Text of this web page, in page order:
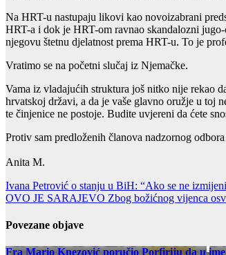
Na HRT-u nastupaju likovi kao novoizabrani
HRT-a i dok je HRT-om ravnao skandalozni
njegovu štetnu djelatnost prema HRT-u. To je
Vratimo se na početni slučaj iz Njemačke.
Vama iz vladajućih struktura još nitko nije rekao
hrvatskoj državi, a da je vaše glavno oružje u toj
te činjenice ne postoje. Budite uvjereni da ćete
Protiv sam predloženih članova nadzornog
Anita M.
Post
navigation
Ivana Petrović o stanju u BiH: “Ako se ne
OVO JE SARAJEVO Zbog božićnog vijenca
Povezane objave
Fra Mario Knezović poručio Porfiriju da u